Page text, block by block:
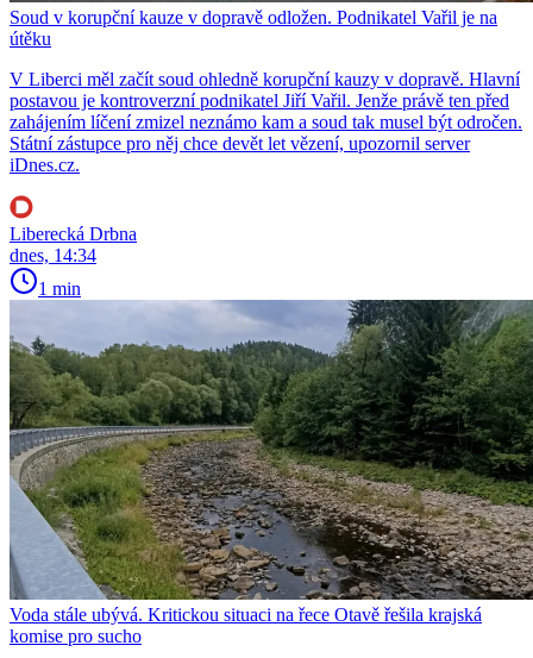
Soud v korupční kauze v dopravě odložen. Podnikatel Vařil je na
útěku
V Liberci měl začít soud ohledně korupční kauzy v dopravě. Hlavní
postavou je kontroverzní podnikatel Jiří Vařil. Jenže právě ten před
zahájením líčení zmizel neznámo kam a soud tak musel být odročen.
Státní zástupce pro něj chce devět let vězení, upozornil server
iDnes.cz.
Liberecká Drbna
dnes, 14:34
1 min
Voda stále ubývá. Kritickou situaci na řece Otavě řešila krajská
komise pro sucho